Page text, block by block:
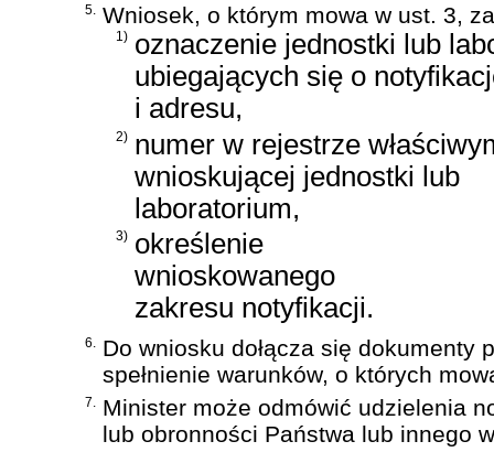
5. Wniosek, o którym mowa w ust. 3,
1) oznaczenie jednostki lub
ubiegających się o
i adresu,
2) numer w rejestrze
wnioskującej jednostki lub
laboratorium,
3) określenie
wnioskowanego
zakresu notyfikacji.
6.
Do wniosku dołącza się dokumenty
spełnienie warunków, o których
7.
Minister może odmówić udzielenia
lub obronności Państwa lub innego